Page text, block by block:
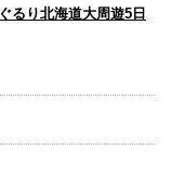
るり北海道大周遊5日